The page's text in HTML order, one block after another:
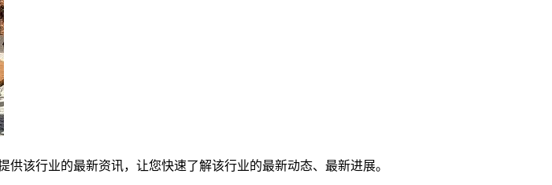
该行业的最新资讯，让您快速了解该行业的最新动态、最新进展。